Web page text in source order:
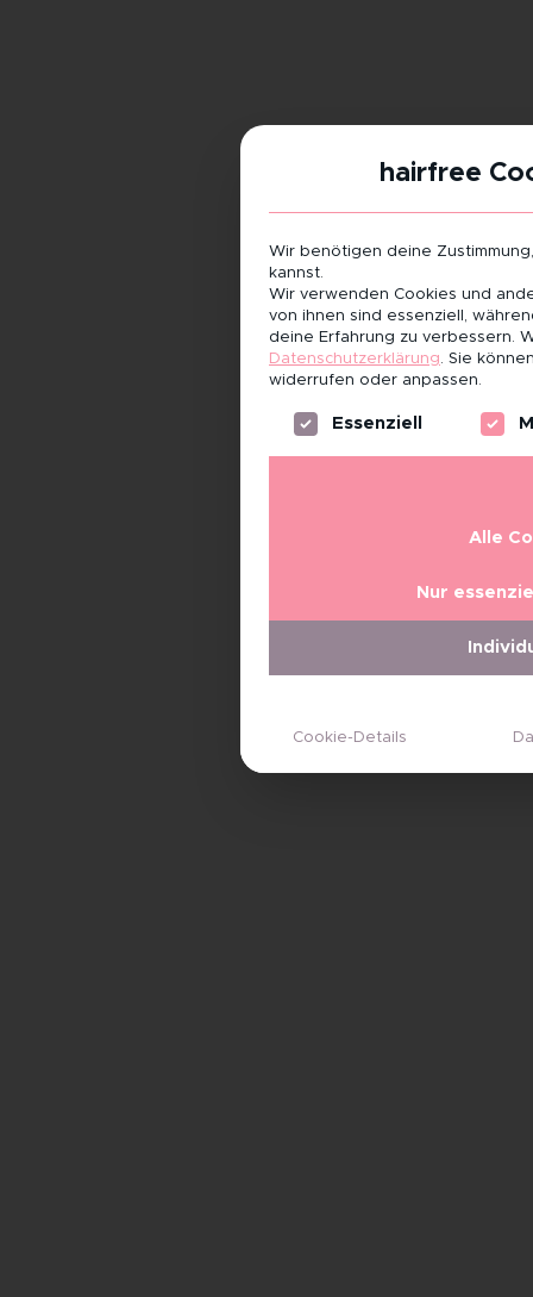
hairfree
Wir benötigen deine
kannst.
Wir verwenden Cookies und
von ihnen sind essenziell,
deine Erfahrung zu verbessern.
Datenschutzerklärung. Sie
widerrufen oder anpassen.
Es folgt eine Liste der
Essenziell
Alle
Nur
Cookie-Details